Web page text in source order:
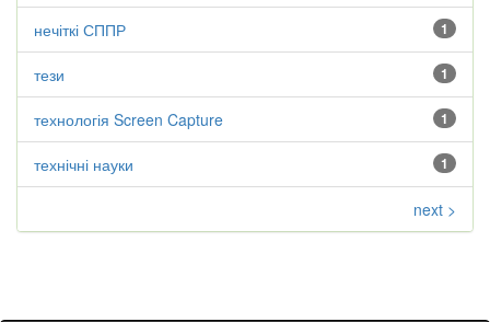
1
нечіткі СППР
1
тези
1
технологія Screen Capture
1
технічні науки
next >